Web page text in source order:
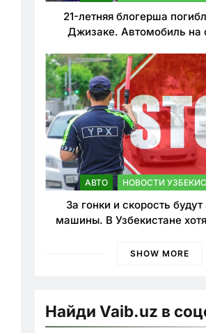
21-летняя блогерша
Джизаке. Автомобиль на
АВТО НОВОСТИ
За гонки и скорость будут
машины. В Узбекистане
SHOW MORE
Найди Vaib.uz в